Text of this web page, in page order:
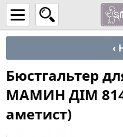
‹
Бюстгальтер
МАМИН ДІМ 814
аметист)